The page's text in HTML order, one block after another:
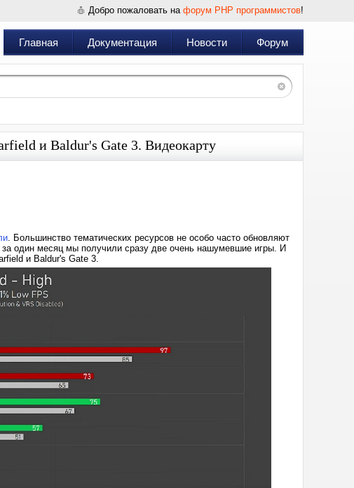
Добро пожаловать на форум PHP программистов!
Главная Документация Новости Форум
и Baldur's Gate 3. Видеокарту
. Большинство тематических ресурсов не особо часто обновляют
за один месяц мы получили сразу две очень нашумевшие игры. И
и Baldur's Gate 3.